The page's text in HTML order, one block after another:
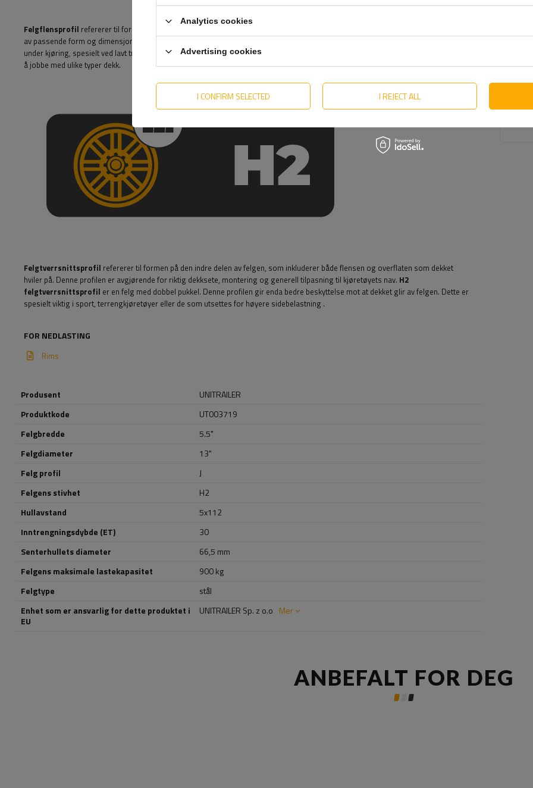
Felgflensprofil refererer til formen og utformingen av kanten på felgen som kommer i kontakt med dekket. Snipp
av passende form og dimensjoner som sikrer sikker plassering av dekket på felgen, og minimerer risikoen for at dekket sklir av
under kjøring, spesielt ved lavt trykk eller med høy sidebelastning. Denne profilen er mye brukt på grunn av sin allsidighet og evne til
å jobbe med ulike typer dekk.
Felgtverrsnittsprofil refererer til formen på den indre delen av felgen, som inkluderer både flensen og overflaten som dekket
hviler på. Denne profilen er avgjørende for riktig dekksete, montering og generell tilpasning til kjøretøyets nav. H2
felgtverrsnittsprofil er en felg med dobbel pukkel. Denne profilen gir enda bedre beskyttelse mot at dekket glir av felgen. Dette er
spesielt viktig i sport, terrengkjøretøyer eller de som utsettes for høyere sidebelastning .
FOR NEDLASTING
Rims
Produsent
UNITRAILER
Produktkode
UT003719
Felgbredde
5.5"
Felgdiameter
13"
Felg profil
J
Felgens stivhet
H2
Hullavstand
5x112
Inntrengningsdybde (ET)
30
Senterhullets diameter
66,5 mm
Felgens maksimale lastekapasitet
900 kg
Felgtype
stål
Enhet som er ansvarlig for dette produktet i
EU
UNITRAILER Sp. z o.o Mer
ANBEFALT FOR DEG
Analytics cookies
Advertising cookies
I CONFIRM SELECTED I REJECT ALL